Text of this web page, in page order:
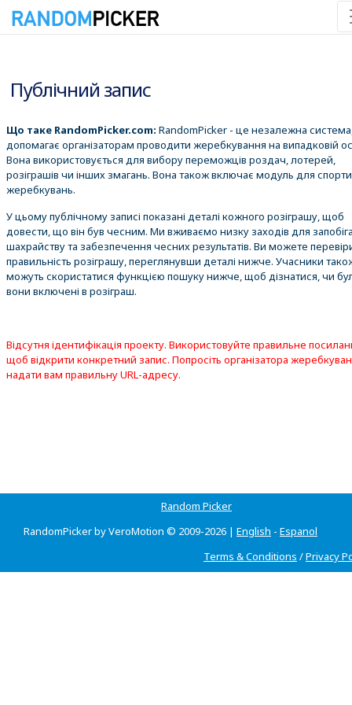
Публічний запис
Що таке RandomPicker.com: RandomPicker - це незалежна
допомагає організаторам проводити жеребкування на випадковій
Вона використовується для вибору переможців роздач, лотерей,
розіграшів чи інших змагань. Вона також включає модуль для
жеребкувань.
У цьому публічному записі показані деталі кожного розіграшу, щоб
довести, що він був чесним. Ми вживаємо низку заходів для
шахрайству та забезпечення чесних результатів. Ви можете
правильність розіграшу, переглянувши деталі нижче. Учасники
можуть скористатися функцією пошуку нижче, щоб дізнатися, чи
вони включені в розіграш.
Відсутня ідентифікація проекту. Використовуйте правильне
щоб відкрити конкретний запис. Попросіть організатора
надати вам правильну URL-адресу.
Random Picker
RandomPicker by VeroMotion © 2009-2026 | English - Espanol
Terms & Conditions /Privacy